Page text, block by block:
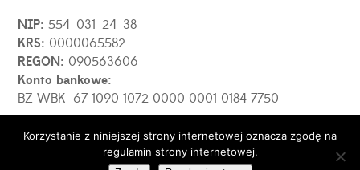
Korzystanie z niniejszej strony internetowej oznacza zgodę na
regulamin strony internetowej.
NIP:554-031-24-38
KRS: 0000065582
REGON: 090563606
Konto bankowe:
BZ WBK 67 1090 1072 0000 0001 0184 7750
© 2026 PTE Oddział w Bydgoszczy. Wszelkie prawa